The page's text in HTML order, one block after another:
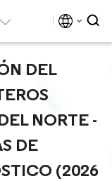
DEL
NORTE -
DE
(2026